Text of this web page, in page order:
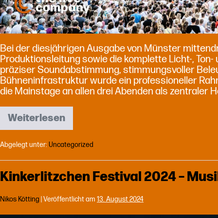
Bei der diesjährigen Ausgabe von Münster
Produktionsleitung sowie die komplette Licht-,
präziser Soundabstimmung, stimmungsvoller
Bühneninfrastruktur wurde ein professioneller
die Mainstage an allen drei Abenden als zentraler
Weiterlesen
Münster
mittendrin
2025
Mainstage
am
Domplatz!
Abgelegt unter: Uncategorized
Kinkerlitzchen Festival 2024 –
Nikos Kötting Veröffentlicht am 13. August 2024